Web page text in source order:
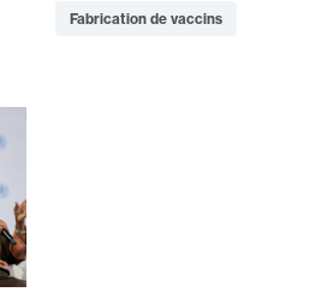
Fabrication de vaccins